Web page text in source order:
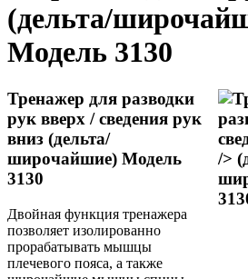
(дельта/
Модель 3130
Тренажер для разводки
рук вверх / сведения рук
вниз (дельта/
широчайшие) Модель
3130
Двойная функция тренажера
позволяет изолированно
прорабатывать мышцы
плечевого пояса, а также